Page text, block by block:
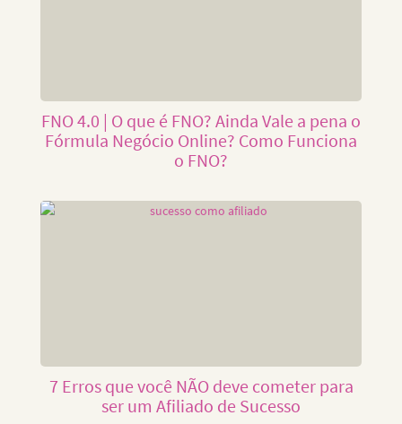
FNO 4.0 | O que é FNO? Ainda Vale a pena o
Fórmula Negócio Online? Como Funciona
o FNO?
7 Erros que você NÃO deve cometer para
ser um Afiliado de Sucesso